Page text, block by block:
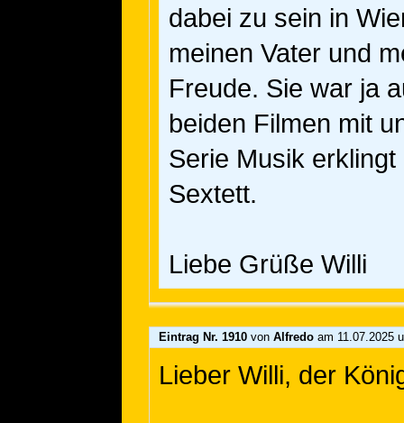
dabei zu sein in
meinen Vater und
Freude. Sie war ja
beiden Filmen mit
Serie Musik
Sextett.
Liebe Grüße Willi
Eintrag Nr. 1910 von Alfredo am 11.07.2025
Lieber Willi, der